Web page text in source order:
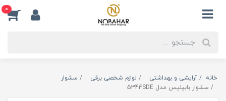
0
خانه آرایشی و بهداشتی لوازم شخصی برقی
سشوار
سشوار بابیلیس مدل 5344SDE